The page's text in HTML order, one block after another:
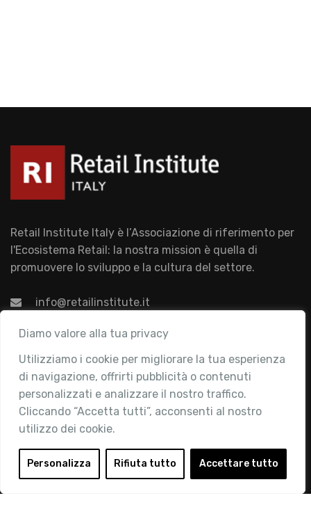
Diamo valore alla tua privacy
Utilizziamo i cookie per migliorare la tua esperienza
di navigazione, offrirti pubblicità o contenuti
personalizzati e analizzare il nostro traffico.
Cliccando “Accetta tutti”, acconsenti al nostro
utilizzo dei cookie.
Personalizza Rifiuta tutto Accettare tutto
Retail Institute Italy è l’Associazione di riferimento per
l'Ecosistema Retail: la nostra mission è quella di
promuovere lo sviluppo e la cultura del settore.
info@retailinstitute.it
Associazione
Chi siamo
Attività
Contatti
Area Riservata
Login
Diventa Socio